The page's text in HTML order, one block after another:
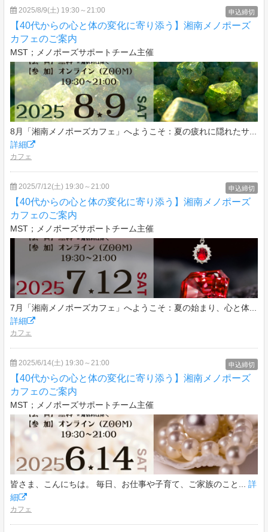
申込締切
2025/8/9(土) 19:30～21:00
【40代からの心と体の変化に寄り添う】湘南メノポーズ
カフェのご案内
MST；メノポーズサポートチーム主催
8月「湘南メノポーズカフェ」へようこそ：夏の疲れに隠れたサ...
詳細
カフェ
申込締切
2025/7/12(土) 19:30～21:00
【40代からの心と体の変化に寄り添う】湘南メノポーズ
カフェのご案内
MST；メノポーズサポートチーム主催
7月「湘南メノポーズカフェ」へようこそ：夏の始まり、心と体...
詳細
カフェ
申込締切
2025/6/14(土) 19:30～21:00
【40代からの心と体の変化に寄り添う】湘南メノポーズ
カフェのご案内
MST；メノポーズサポートチーム主催
皆さま、こんにちは。 毎日、お仕事や子育て、ご家族のこと... 詳
細
カフェ